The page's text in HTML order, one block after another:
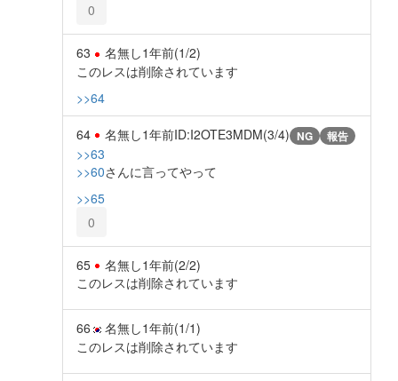
0
63 名無し1年前(1/2)
このレスは削除されています
>>64
64 名無し1年前ID:I2OTE3MDM(3/4) NG 報告
>>63
>>60さんに言ってやって
>>65
0
65 名無し1年前(2/2)
このレスは削除されています
66 名無し1年前(1/1)
このレスは削除されています